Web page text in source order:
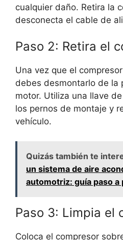
cualquier daño. Retira la
desconecta el cable de
Paso 2: Retira el
Una vez que el
debes desmontarlo de la
motor. Utiliza una llave
los pernos de montaje y
vehículo.
Quizás también te
un sistema de aire
automotriz: guía paso a
Paso 3: Limpia el
Coloca el compresor